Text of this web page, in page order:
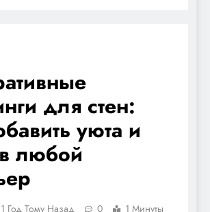
для стен:
уюта и
любой
1 Год Тому Назад 0 1 Минуты